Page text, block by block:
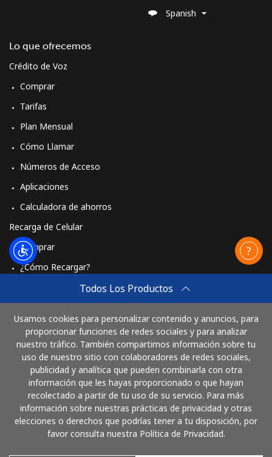
Todos Los Productos
Usamos cookies para personalizar contenido y anuncios, para
proporcionar funciones de redes sociales y para analizar
nuestro tráfico. También compartimos información sobre tu
uso de nuestro sitio con colaboradores de redes sociales,
publicidad y analítica que pueden combinarla con otra
información que les hayas proporcionado o que hayan
recolectado a partir de tu uso de su servicio. Para más
información sobre nuestras prácticas de privacidad y otras
elecciones o derechos que podrías tener a tu disposición, por
favor consulta nuestra Política de Privacidad.
Lo que ofrecemos
Crédito de Voz
Comprar
Tarifas
Plan Mensual
Cómo Llamar
Números de Acceso
Aplicaciones
Calculadora de ahorros
Recarga de Celular
Comprar
¿Cómo Recargar?
Comprar
Cómo funciona
Spanish
Paga con